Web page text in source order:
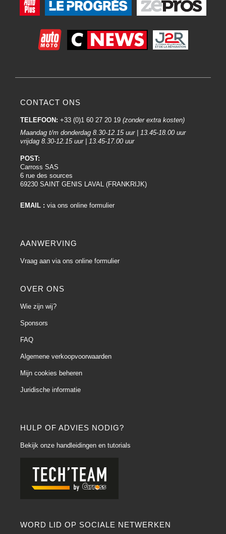
HULP OF ADVIES NODIG?
Bekijk onze handleidingen en tutorials
WORD LID OP SOCIALE NETWERKEN
CONTACT ONS
TELEFOON: +33 (0)1 60 27 20 19 (zonder extra kosten)
Maandag t/m donderdag 8.30-12.15 uur | 13.45-18.00 uur
vrijdag 8.30-12.15 uur | 13.45-17.00 uur
POST:
Carross SAS
6 rue des sources
69230 SAINT GENIS LAVAL (FRANKRIJK)
EMAIL : via ons online formulier
AANWERVING
Vraag aan via ons online formulier
OVER ONS
Wie zijn wij?
Sponsors
FAQ
Algemene verkoopvoorwaarden
Mijn cookies beheren
Juridische informatie